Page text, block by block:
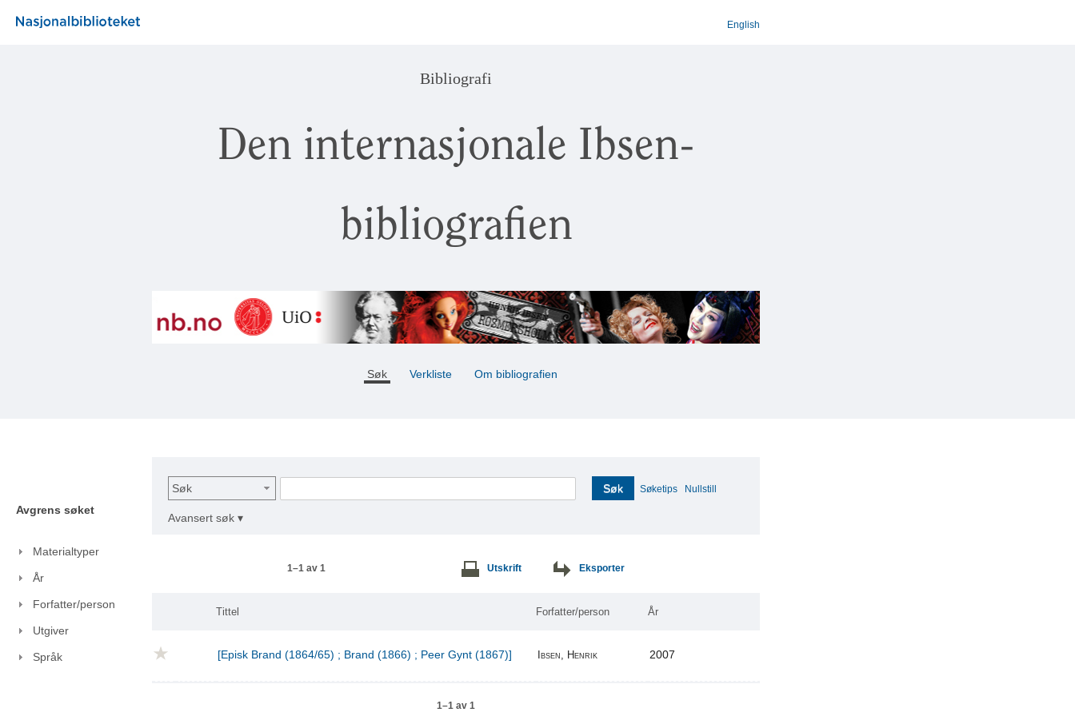
English
Bibliografi
Den internasjonale Ibsen-
bibliografien
Søk Verkliste Om bibliografien
Avgrens søket
Materialtyper
År
Forfatter/person
Utgiver
Språk
Søk Søk Søketips Nullstill
Avansert søk ▾
1–1 av 1 Utskrift Eksporter
Tittel Forfatter/person År
[Episk Brand (1864/65) ; Brand (1866) ; Peer Gynt (1867)] Ibsen, Henrik 2007
1–1 av 1